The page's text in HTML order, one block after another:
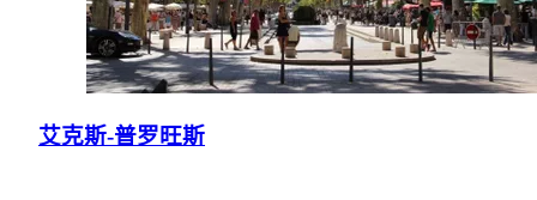
艾克斯-普罗旺斯